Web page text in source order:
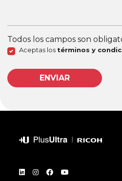
Todos los campos son
Aceptas los términos y
ENVIAR